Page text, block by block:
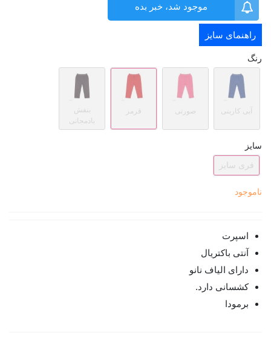
موجود شد، خبر بده
راهنمای سایز
رنگ
آبی کاربنی صورتی قرمز
بنفش
بادمجانی
سایز
فری سایز
ناموجود
اسپرت
آنتی باکتریال
دارای الیاف نانو
کشسانی دارد.
برمودا